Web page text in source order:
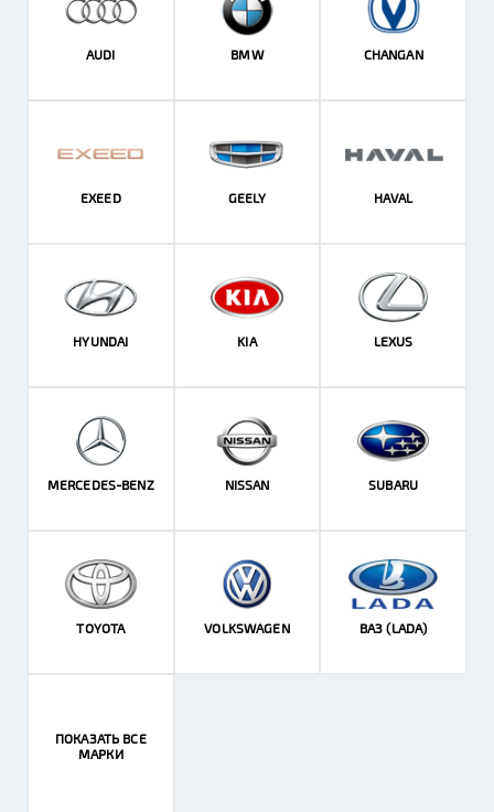
AUDI BMW CHANGAN
EXEED GEELY HAVAL
HYUNDAI KIA LEXUS
MERCEDES-BENZ NISSAN SUBARU
TOYOTA VOLKSWAGEN ВАЗ (LADA)
ПОКАЗАТЬ ВСЕ
МАРКИ